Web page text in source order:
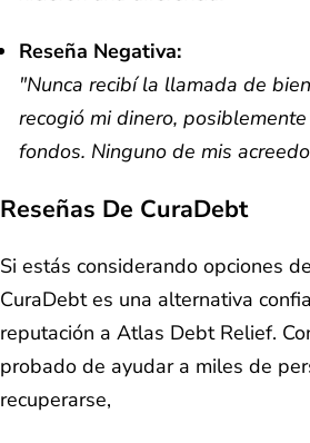
Reseña Negativa:
"Nunca recibí la llamada de
recogió mi dinero,
fondos. Ninguno de mis
Reseñas De CuraDebt
Si estás considerando opciones
CuraDebt es una alternativa
reputación a Atlas Debt Relief.
probado de ayudar a miles de
recuperarse,